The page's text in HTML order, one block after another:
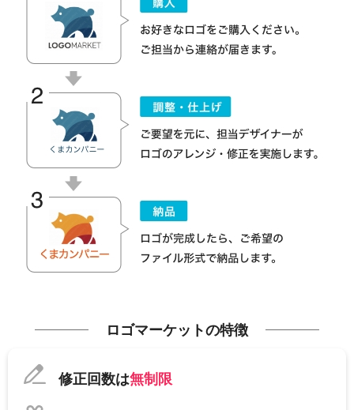
ロゴマーケットの特徴
修正回数は無制限